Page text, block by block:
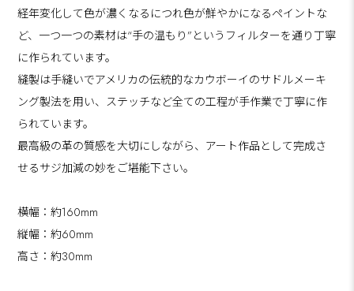
経年変化して色が濃くなるにつれ色が鮮やかになるペイントな
ど、一つ一つの素材は“手の温もり”というフィルターを通り丁寧
に作られています。
縫製は手縫いでアメリカの伝統的なカウボーイのサドルメーキ
ング製法を用い、ステッチなど全ての工程が手作業で丁寧に作
られています。
最高級の革の質感を大切にしながら、アート作品として完成さ
せるサジ加減の妙をご堪能下さい。
横幅：約160mm
縦幅：約60mm
高さ：約30mm